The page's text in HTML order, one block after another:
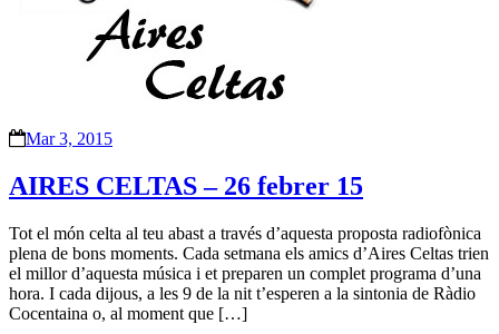
Mar 3, 2015
AIRES CELTAS – 26 febrer 15
Tot el món celta al teu abast a través d’aquesta proposta radiofònica
plena de bons moments. Cada setmana els amics d’Aires Celtas trien
el millor d’aquesta música i et preparen un complet programa d’una
hora. I cada dijous, a les 9 de la nit t’esperen a la sintonia de Ràdio
Cocentaina o, al moment que […]